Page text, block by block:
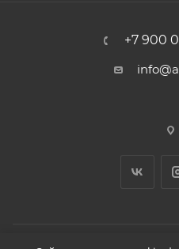
+7 900